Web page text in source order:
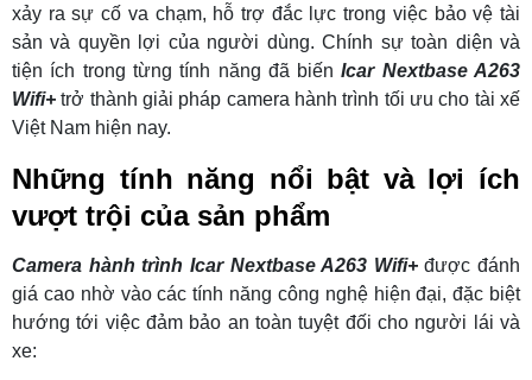
xảy ra sự cố va chạm, hỗ trợ đắc lực trong việc bảo vệ tài
sản và quyền lợi của người dùng. Chính sự toàn diện và
tiện ích trong từng tính năng đã biếnIcar Nextbase A263
Wifi+ trở thành giải pháp camera hành trình tối ưu cho tài xế
Việt Nam hiện nay.
Những tính năng nổi bật và lợi ích
vượt trội của sản phẩm
Camera hành trình Icar Nextbase A263 Wifi+ được đánh
giá cao nhờ vào các tính năng công nghệ hiện đại, đặc biệt
hướng tới việc đảm bảo an toàn tuyệt đối cho người lái và
xe: